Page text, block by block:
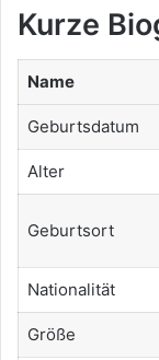
Kurze
Name
Geburtsdatum
Alter
Geburtsort
Nationalität
Größe